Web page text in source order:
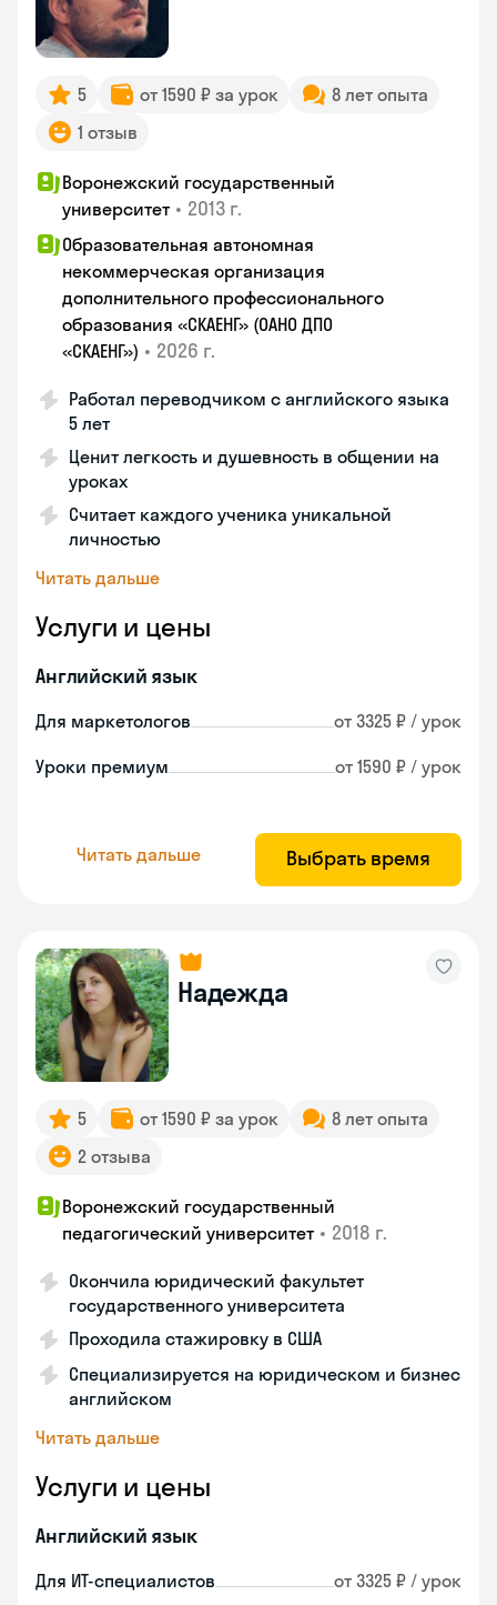
5 от 1590 ₽ за урок
8 лет опыта
1 отзыв
Воронежский государственный
университет • 2013 г.
Образовательная автономная
некоммерческая организация
дополнительного профессионального
образования «СКАЕНГ» (ОАНО ДПО
«СКАЕНГ») • 2026 г.
Работал переводчиком с английского языка
5 лет
Ценит легкость и душевность в общении на
уроках
Считает каждого ученика уникальной
личностью
Читать дальше
Услуги и цены
Английский язык
Для маркетологов от 3325 ₽ / урок
Уроки премиум от 1590 ₽ / урок
Читать дальше Выбрать время
Надежда
5 от 1590 ₽ за урок
8 лет опыта
2 отзыва
Воронежский государственный
педагогический университет • 2018 г.
Окончила юридический факультет
государственного университета
Проходила стажировку в США
Специализируется на юридическом и бизнес
английском
Читать дальше
Услуги и цены
Английский язык
Для ИТ-специалистов от 3325 ₽ / урок